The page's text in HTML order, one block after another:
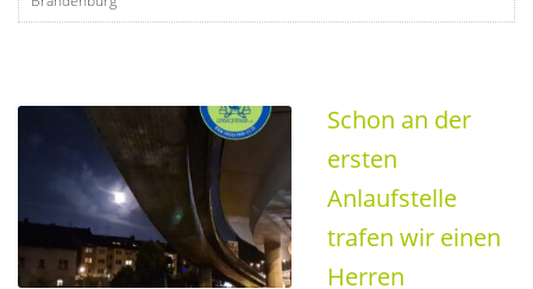
Schon an der
ersten
Anlaufstelle
trafen wir einen
Herren